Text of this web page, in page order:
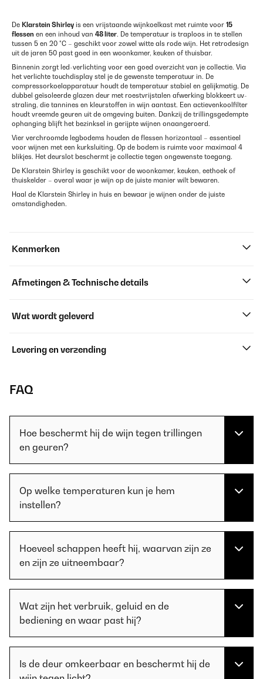
De Klarstein Shirley is een vrijstaande wijnkoelkast met ruimte voor 15
flessen en een inhoud van 48 liter. De temperatuur is traploos in te stellen
tussen 5 en 20 °C – geschikt voor zowel witte als rode wijn. Het retrodesign
uit de jaren 50 past goed in een woonkamer, keuken of thuisbar.
Binnenin zorgt led-verlichting voor een goed overzicht van je collectie. Via
het verlichte touchdisplay stel je de gewenste temperatuur in. De
compressorkoelapparatuur houdt de temperatuur stabiel en gelijkmatig. De
dubbel geïsoleerde glazen deur met roestvrijstalen afwerking blokkeert uv-
straling, die tannines en kleurstoffen in wijn aantast. Een actievenkoolfilter
houdt vreemde geuren uit de omgeving buiten. Dankzij de trillingsgedempte
ophanging blijft het bezinksel in gerijpte wijnen onaangeroerd.
Vier verchroomde legbodems houden de flessen horizontaal – essentieel
voor wijnen met een kurksluiting. Op de bodem is ruimte voor maximaal 4
blikjes. Het deurslot beschermt je collectie tegen ongewenste toegang.
De Klarstein Shirley is geschikt voor de woonkamer, keuken, eethoek of
thuiskelder – overal waar je wijn op de juiste manier wilt bewaren.
Haal de Klarstein Shirley in huis en bewaar je wijnen onder de juiste
omstandigheden.
Kenmerken
Afmetingen & Technische details
Wat wordt geleverd
Levering en verzending
FAQ
Hoe beschermt hij de wijn tegen trillingen
en geuren?
Op welke temperaturen kun je hem
instellen?
Hoeveel schappen heeft hij, waarvan zijn ze
en zijn ze uitneembaar?
Wat zijn het verbruik, geluid en de
bediening en waar past hij?
Is de deur omkeerbaar en beschermt hij de